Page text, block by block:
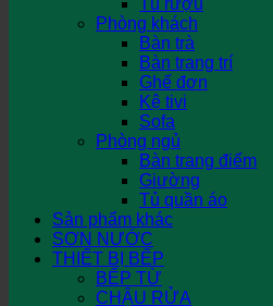
Tủ rượu
Phòng khách
Bàn trà
Bàn trang trí
Ghế đơn
Kệ tivi
Sofa
Phòng ngủ
Bàn trang điểm
Giường
Tủ quần áo
Sản phẩm khác
SƠN NƯỚC
THIẾT BỊ BẾP
BẾP TỪ
CHẬU RỬA